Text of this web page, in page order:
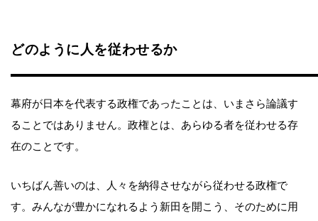
どのように人を従わせるか
幕府が日本を代表する政権であったことは、いまさら論議す
ることではありません。政権とは、あらゆる者を従わせる存
在のことです。
いちばん善いのは、人々を納得させながら従わせる政権で
す。みんなが豊かになれるよう新田を開こう、そのために用